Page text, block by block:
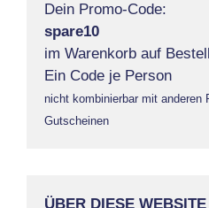
Dein Promo-Code:
spare10
im Warenkorb auf
Ein Code je Person
nicht kombinierbar mit anderen
Gutscheinen
ÜBER DIESE WEBSITE